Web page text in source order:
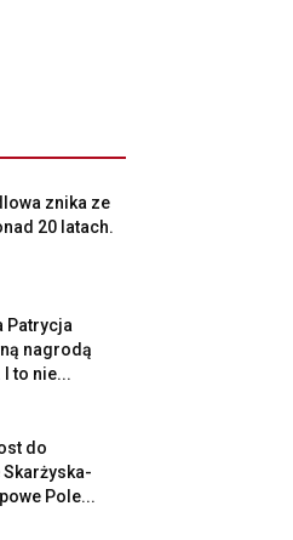
znika ze
20 latach.
Patrycja
nagrodą
to nie...
do
Pole...